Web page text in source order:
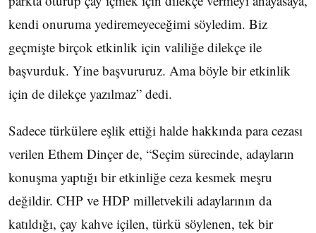
kendi onuruma yediremeyeceğimi söyledim. Biz
geçmişte birçok etkinlik için valiliğe dilekçe ile
başvurduk. Yine başvururuz. Ama böyle bir etkinlik
için de dilekçe yazılmaz” dedi.
Sadece türkülere eşlik ettiği halde hakkında para cezası
verilen Ethem Dinçer de, “Seçim sürecinde, adayların
konuşma yaptığı bir etkinliğe ceza kesmek meşru
değildir. CHP ve HDP milletvekili adaylarının da
katıldığı, çay kahve içilen, türkü söylenen, tek bir